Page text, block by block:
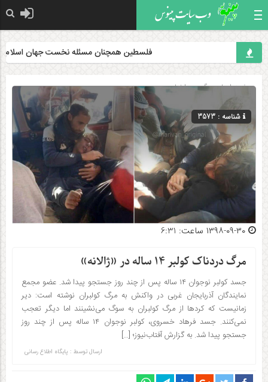
فلسطین همچنان مسئله نخست جهان اسلام است
صفحه اصلی» گروه »اخبار
شناسه : 3573
مرگ دردناک کولبر ۱۴ ساله در «ژالانه»
جسد کولبر نوجوان ۱۴ ساله پس از چند روز جستجو پیدا شد. عضو مجمع
نمایندگان آذربایجان غربی در واکنش به مرگ کولبران نوشته است: دیر
زمانیست که کردها از مرگ ‎کولبران به سوگ می‌نشینند اما دیگر تعجب
نمی‌کنند. جسد فرهاد خسروی، کولبر نوجوان ۱۴ ساله پس از چند روز
جستجو پیدا شد. به گزارش آفتاب‌نیوز؛ […]
ارسال توسط : پایگاه اطلاع رسانی